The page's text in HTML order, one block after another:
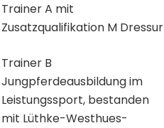
Trainer A mit
Zusatzqualifikation M Dressur
Trainer B
Jungpferdeausbildung im
Leistungssport, bestanden
mit Lüthke-Westhues-